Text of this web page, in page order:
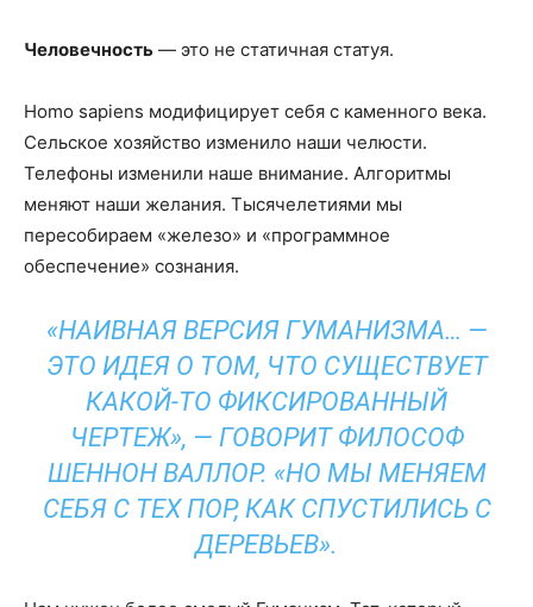
Человечность — это не статичная статуя.
Homo sapiens модифицирует себя с каменного века.
Сельское хозяйство изменило наши челюсти.
Телефоны изменили наше внимание. Алгоритмы
меняют наши желания. Тысячелетиями мы
пересобираем «железо» и «программное
обеспечение» сознания.
«НАИВНАЯ ВЕРСИЯ ГУМАНИЗМА… —
ЭТО ИДЕЯ О ТОМ, ЧТО СУЩЕСТВУЕТ
КАКОЙ-ТО ФИКСИРОВАННЫЙ
ЧЕРТЕЖ», — ГОВОРИТ ФИЛОСОФ
ШЕННОН ВАЛЛОР. «НО МЫ МЕНЯЕМ
СЕБЯ С ТЕХ ПОР, КАК СПУСТИЛИСЬ С
ДЕРЕВЬЕВ».